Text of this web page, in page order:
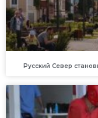
Русский Север